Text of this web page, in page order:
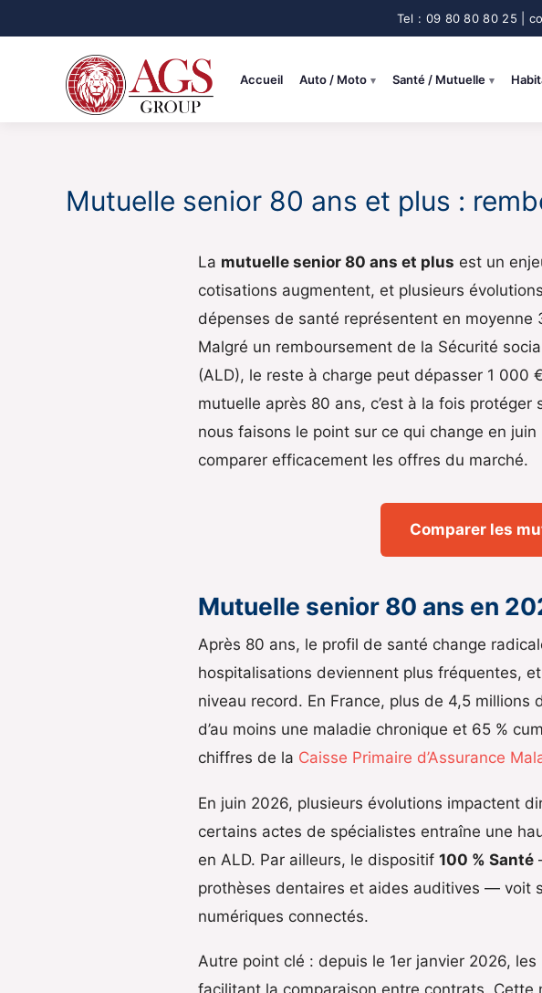
au
Accueil Auto / Moto Santé / Mutuelle
Mutuelle senior 80 ans et plus :
La mutuelle senior 80 ans et plus est un
cotisations augmentent, et plusieurs
dépenses de santé représentent en moyenne
Malgré un remboursement de la Sécurité
(ALD), le reste à charge peut dépasser 1 000
mutuelle après 80 ans, c’est à la fois
nous faisons le point sur ce qui change en
comparer efficacement les offres du marché.
Comparer les
Mutuelle senior 80 ans en
Après 80 ans, le profil de santé change
hospitalisations deviennent plus fréquentes,
niveau record. En France, plus de 4,5
d’au moins une maladie chronique et 65 %
chiffres de la Caisse Primaire d’Assurance
En juin 2026, plusieurs évolutions impactent
certains actes de spécialistes entraîne une
en ALD. Par ailleurs, le dispositif 100 % Santé
prothèses dentaires et aides auditives — voit
numériques connectés.
Autre point clé : depuis le 1er janvier 2026,